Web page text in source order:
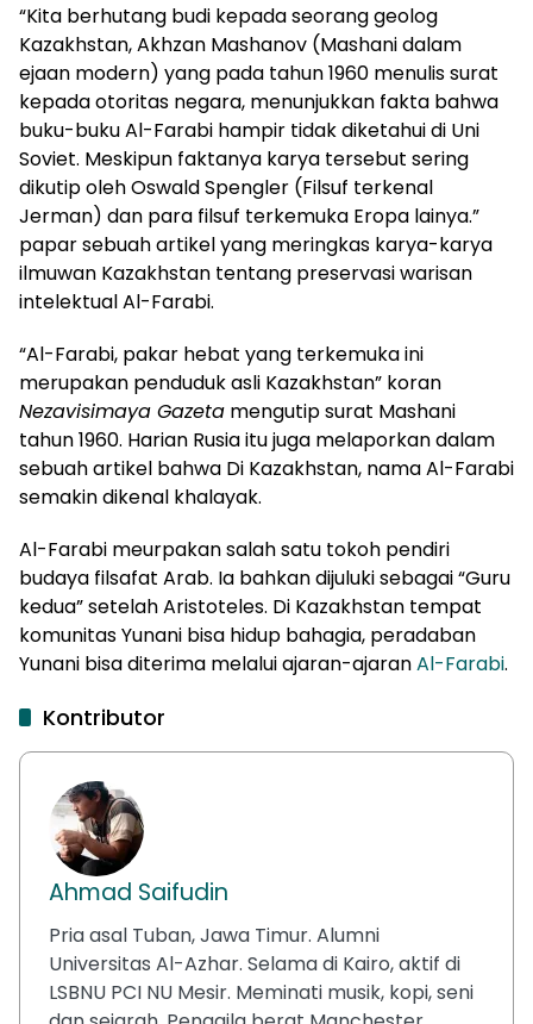
“Kita berhutang budi kepada seorang geolog
Kazakhstan, Akhzan Mashanov (Mashani dalam
ejaan modern) yang pada tahun 1960 menulis surat
kepada otoritas negara, menunjukkan fakta bahwa
buku-buku Al-Farabi hampir tidak diketahui di Uni
Soviet. Meskipun faktanya karya tersebut sering
dikutip oleh Oswald Spengler (Filsuf terkenal
Jerman) dan para filsuf terkemuka Eropa lainya.”
papar sebuah artikel yang meringkas karya-karya
ilmuwan Kazakhstan tentang preservasi warisan
intelektual Al-Farabi.
“Al-Farabi, pakar hebat yang terkemuka ini
merupakan penduduk asli Kazakhstan” koran
Nezavisimaya Gazeta mengutip surat Mashani
tahun 1960. Harian Rusia itu juga melaporkan dalam
sebuah artikel bahwa Di Kazakhstan, nama Al-Farabi
semakin dikenal khalayak.
Al-Farabi meurpakan salah satu tokoh pendiri
budaya filsafat Arab. Ia bahkan dijuluki sebagai “Guru
kedua” setelah Aristoteles. Di Kazakhstan tempat
komunitas Yunani bisa hidup bahagia, peradaban
Yunani bisa diterima melalui ajaran-ajaranAl-Farabi.
Kontributor
Ahmad Saifudin
Pria asal Tuban, Jawa Timur. Alumni
Universitas Al-Azhar. Selama di Kairo, aktif di
LSBNU PCI NU Mesir. Meminati musik, kopi, seni